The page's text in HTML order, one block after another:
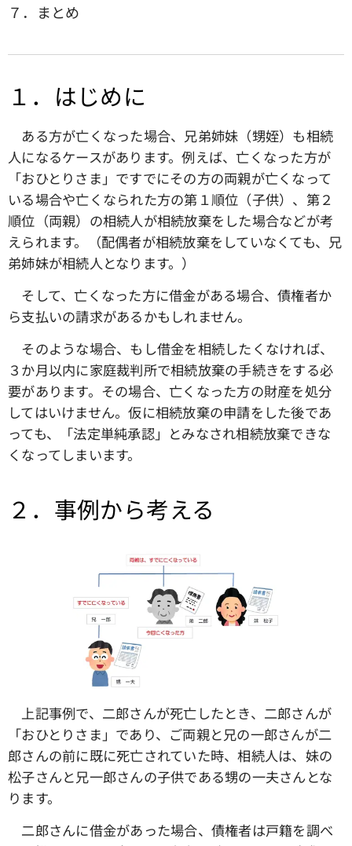
７．まとめ
１．はじめに
ある方が亡くなった場合、兄弟姉妹（甥姪）も相続
人になるケースがあります。例えば、亡くなった方が
「おひとりさま」ですでにその方の両親が亡くなって
いる場合や亡くなられた方の第１順位（子供）、第２
順位（両親）の相続人が相続放棄をした場合などが考
えられます。（配偶者が相続放棄をしていなくても、兄
弟姉妹が相続人となります。）
そして、亡くなった方に借金がある場合、債権者か
ら支払いの請求があるかもしれません。
そのような場合、もし借金を相続したくなければ、
３か月以内に家庭裁判所で相続放棄の手続きをする必
要があります。その場合、亡くなった方の財産を処分
してはいけません。仮に相続放棄の申請をした後であ
っても、「法定単純承認」とみなされ相続放棄できな
くなってしまいます。
２．事例から考える
上記事例で、二郎さんが死亡したとき、二郎さんが
「おひとりさま」であり、ご両親と兄の一郎さんが二
郎さんの前に既に死亡されていた時、相続人は、妹の
松子さんと兄一郎さんの子供である甥の一夫さんとな
ります。
二郎さんに借金があった場合、債権者は戸籍を調べ